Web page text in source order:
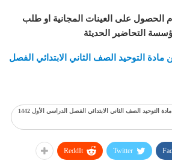
الحصول على العينات المجانية او طلب
التحاضير الحديثة
التوحيد الصف الثاني الابتدائي الفصل
تحضير المستقبل من عين العبادة مادة التوحيد الصف الثاني الابتدائي الفصل الدراسي الأول 1442
Twitter
ReddIt